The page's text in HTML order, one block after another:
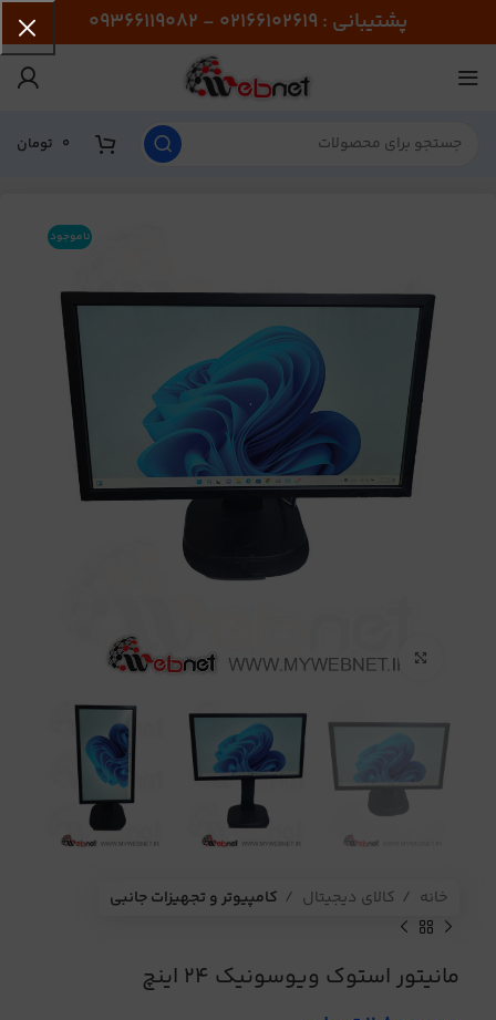
پشتیبانی : 02166102619 - 09366119082
0 تومان
ناموجود
برای بزرگنمایی کلیک کنید
خانه کالای دیجیتال کامپیوتر و تجهیزات جانبی
مانیتور استوک ویوسونیک 24 اینچ